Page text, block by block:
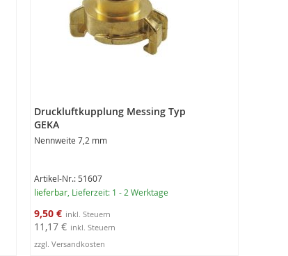
Druckluftkupplung Messing Typ
GEKA
Nennweite 7,2 mm
Artikel-Nr.: 51607
lieferbar , Lieferzeit: 1 - 2 Werktage
Sonderangebot
9,50 €
11,17 €
zzgl. Versandkosten